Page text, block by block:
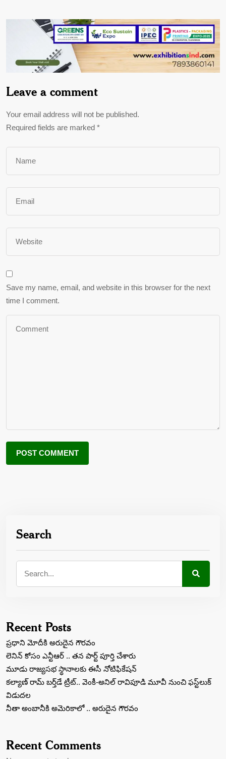
Leave a comment
Your email address will not be published.
Required fields are marked *
Save my name, email, and website in this browser for the next
time I comment.
Search
Recent Posts
ప్రధాని మోదీకి అరుదైన గౌరవం
లెనిన్‌ కోసం ఎన్టీఆర్‌ .. తన పార్ట్‌ పూర్తి చేశారు
మూడు రాజ్యసభ స్థానాలకు ఈసీ నోటిఫికేషన్
కల్యాణ్ రామ్ బ‌ర్త్‌డే ట్రీట్‌.. వెంకీ-అనిల్ రావిపూడి మూవీ నుంచి ఫస్ట్‌లుక్
విడుద‌ల‌
నీతా అంబానీకి అమెరికాలో .. అరుదైన గౌరవం
Recent Comments